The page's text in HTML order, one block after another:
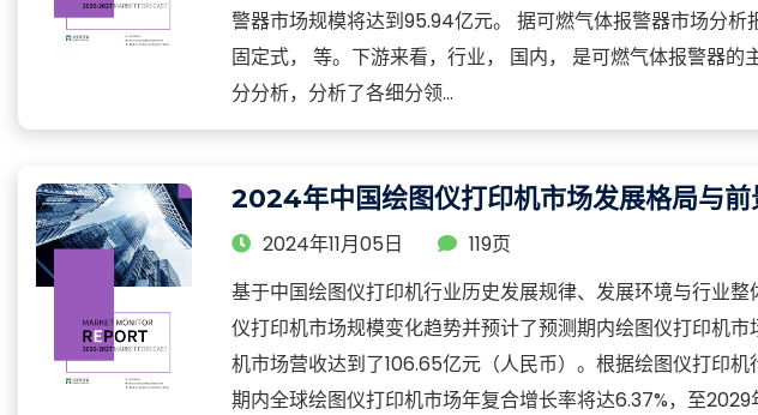
警器市场规模将达到95.94亿元。 据可燃气体报警器市场分析
固定式， 等。下游来看，行业， 国内， 是可燃气体报警器
分分析，分析了各细分领...
2024年中国绘图仪打印机市场发展格局与前
2024年11月05日
119页
基于中国绘图仪打印机行业历史发展规律、发展环境与行业
仪打印机市场规模变化趋势并预计了预测期内绘图仪打印机
机市场营收达到了106.65亿元（人民币）。根据绘图仪打印
期内全球绘图仪打印机市场年复合增长率将达6.37%，至